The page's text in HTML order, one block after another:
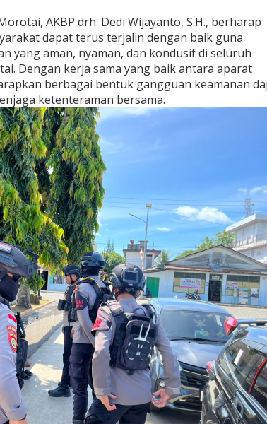
AKBP drh. Dedi Wijayanto, S.H., berharap
dapat terus terjalin dengan baik guna
yang aman, nyaman, dan kondusif di seluruh
Dengan kerja sama yang baik antara aparat
berbagai bentuk gangguan keamanan
ketenteraman bersama.